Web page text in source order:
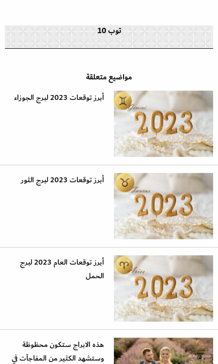
توب 10
مواضيع متعلقة
أبرز توقعات 2023 لبرج الجوزاء
أبرز توقعات 2023 لبرج الثور
أبرز توقعات العام 2023 لبرج
الحمل
هذه الابراج ستكون محظوظة
وستشهد الكثير من المفاجآت في